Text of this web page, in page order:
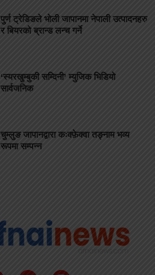
पुर्ण ट्रेडिङले भोली जापानमा नेपाली उत्पादनहरु
र बियरको ब्रान्ड लन्च गर्ने
‘स्यरखुम्बुकी सम्दिनी’ म्युजिक भिडियो
सार्वजनिक
चुम्लुङ जापानद्वारा कःक्फ़ेक्वा तङ्नाम भव्य
रूपमा सम्पन्न